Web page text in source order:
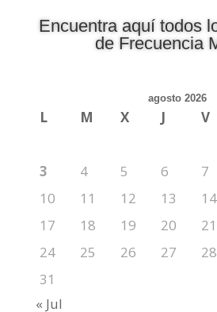
Encuentra aquí todos
de Frecuencia
agosto 2026
L M X J V
3
4 5 6 7
10
11 12 13 14
17
18 19 20 21
24
25 26 27 28
31
« Jul